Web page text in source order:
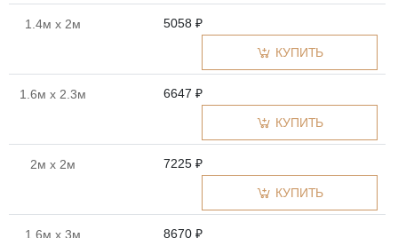
1.4м x 2м 5058 ₽
КУПИТЬ
1.6м x 2.3м 6647 ₽
КУПИТЬ
2м x 2м 7225 ₽
КУПИТЬ
1.6м x 3м 8670 ₽